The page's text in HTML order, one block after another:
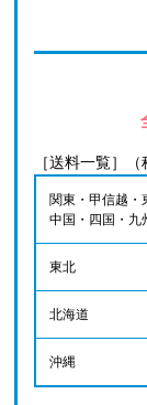
［送料一覧］（
関東・甲信越・
中国・四国・九
東北
北海道
沖縄